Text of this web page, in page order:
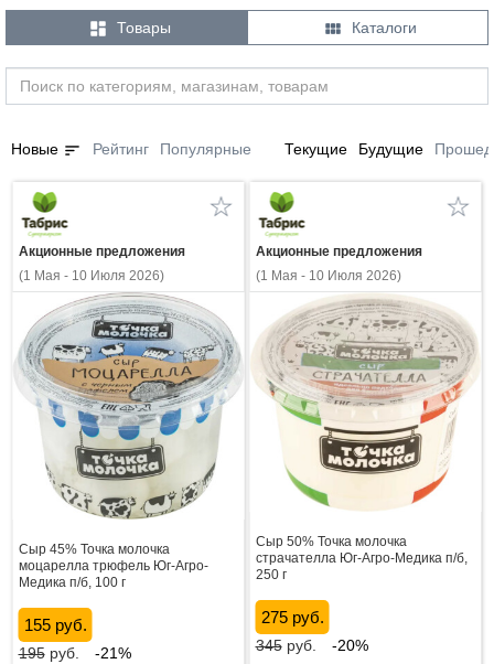
 Товары  Каталоги
Новые sort Рейтинг Популярные Текущие Будущие
Акционные предложения
(1 Мая - 10 Июля 2026)
Сыр 45% Точка молочка
моцарелла трюфель Юг-Агро-
Медика п/б, 100 г
155 руб.
195руб. -21%
Акционные предложения
(1 Мая - 10 Июля 2026)
Сыр 50% Точка молочка
страчателла Юг-Агро-Медика п/б,
250 г
275 руб.
345руб. -20%